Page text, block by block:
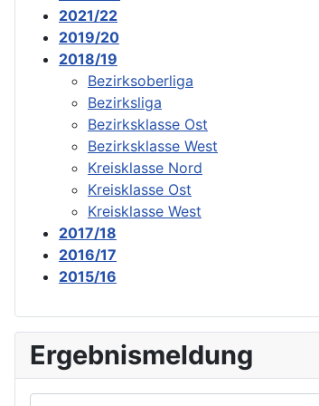
2021/22
2019/20
2018/19
Bezirksoberliga
Bezirksliga
Bezirksklasse Ost
Bezirksklasse West
Kreisklasse Nord
Kreisklasse Ost
Kreisklasse West
2017/18
2016/17
2015/16
Ergebnismeldung